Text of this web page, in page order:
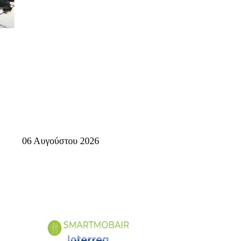
06 Αυγούστου 2026